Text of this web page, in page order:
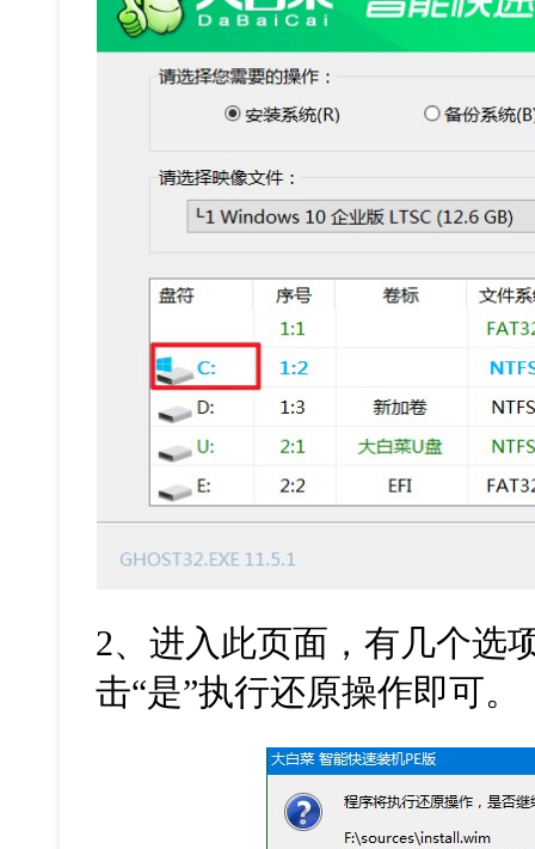
2、进入此页面，有几个选
击“是”执行还原操作即可。